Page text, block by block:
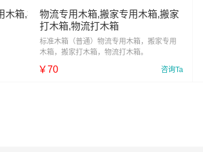
￥ 10
物流专用木箱,搬家专用木箱,搬家
打木箱,物流打木箱
标准木箱（普通）物流专用木箱，搬家专用
木箱，搬家打木箱，物流打木箱。
￥70 咨询Ta